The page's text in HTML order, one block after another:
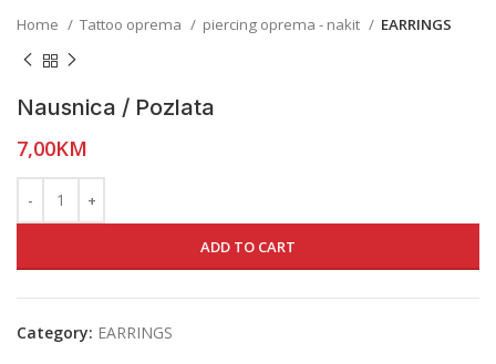
Home Tattoo oprema piercing oprema - nakit EARRINGS
Nausnica / Pozlata
7,00KM
ADD TO CART
Category: EARRINGS